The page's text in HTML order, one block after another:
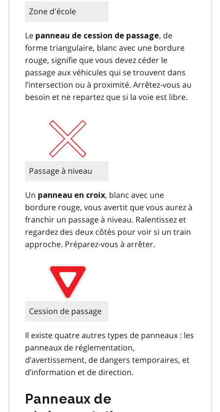
Zone d'école
Le panneau de cession de passage, de
forme triangulaire, blanc avec une bordure
rouge, signifie que vous devez céder le
passage aux véhicules qui se trouvent dans
l’intersection ou à proximité. Arrêtez-vous au
besoin et ne repartez que si la voie est libre.
Passage à niveau
Un panneau en croix, blanc avec une
bordure rouge, vous avertit que vous aurez à
franchir un passage à niveau. Ralentissez et
regardez des deux côtés pour voir si un train
approche. Préparez-vous à arrêter.
Cession de passage
Il existe quatre autres types de panneaux : les
panneaux de réglementation,
d’avertissement, de dangers temporaires, et
d’information et de direction.
Panneaux de